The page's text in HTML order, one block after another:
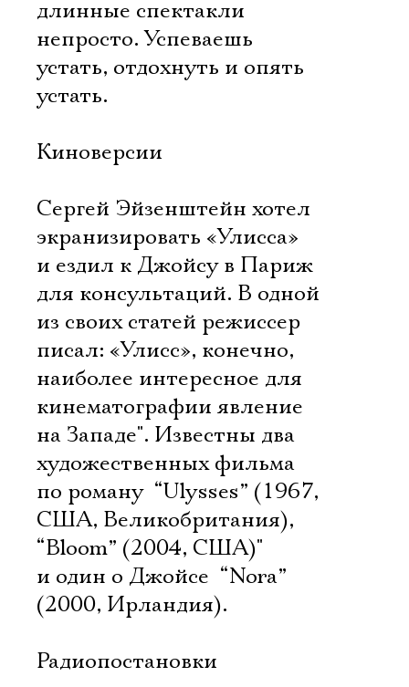
длинные спектакли
непросто. Успеваешь
устать, отдохнуть и опять
устать.
Киноверсии
Сергей Эйзенштейн хотел
экранизировать «Улисса»
и ездил к Джойсу в Париж
для консультаций. В одной
из своих статей режиссер
писал: «Улисс», конечно,
наиболее интересное для
кинематографии явление
на Западе". Известны два
художественных фильма
по роману  “Ulysses” (1967,
США, Великобритания),
“Bloom” (2004, США)"
и один о Джойсе  “Nora”
(2000, Ирландия).
Радиопостановки
Электропочта